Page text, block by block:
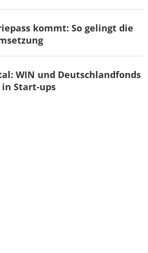
kommt: So gelingt die
WIN und Deutschlandfonds
Start-ups